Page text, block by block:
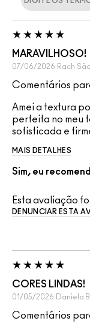
MARAVILHOSO!
07/06/2026 Rach
Comentários
Amei a textura
perfeita no meu
sofisticada e
MAIS DETALHES
Sim, eu
Esta avaliação
DENUNCIAR ESTA
CORES LINDAS!
01/05/2026 Daniela B
Comentários